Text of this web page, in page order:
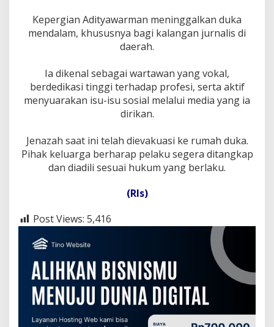
‎Kepergian Adityawarman meninggalkan duka
mendalam, khususnya bagi kalangan jurnalis di
daerah.
‎Ia dikenal sebagai wartawan yang vokal,
berdedikasi tinggi terhadap profesi, serta aktif
menyuarakan isu-isu sosial melalui media yang ia
dirikan.
‎Jenazah saat ini telah dievakuasi ke rumah duka.
Pihak keluarga berharap pelaku segera ditangkap
dan diadili sesuai hukum yang berlaku.
(Rls)
Post Views: 5,416